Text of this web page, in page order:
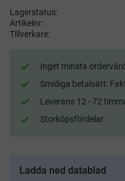
Lagerstatus
Artikelnr
Tillverkare
Inget minsta
Smidiga betalsätt:
Leverans 12 - 72
Storköpsfördelar
Ladda ned datablad